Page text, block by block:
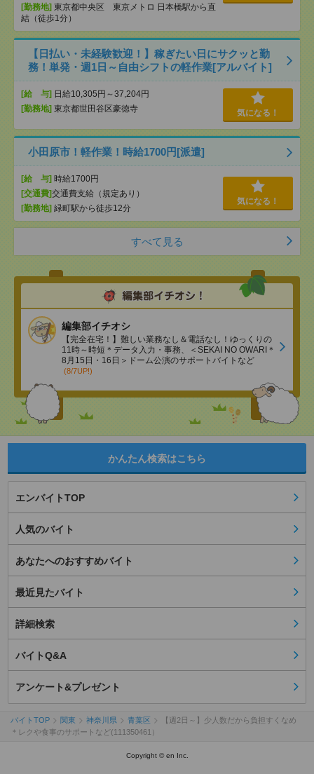
[勤務地] 東京都中央区 東京メトロ 日本橋駅から直
結（徒歩1分）
【日払い・未経験歓迎！】稼ぎたい日にサクッと勤
務！単発・週1日～自由シフトの軽作業[アルバイト]
[給 与] 日給10,305円～37,204円
[勤務地] 東京都世田谷区豪徳寺 気になる！
小田原市！軽作業！時給1700円[派遣]
[給 与] 時給1700円
[交通費]交通費支給（規定あり）
[勤務地] 緑町駅から徒歩12分
気になる！
すべて見る
編集部イチオシ
【完全在宅！】難しい業務なし＆電話なし！ゆっくりの
11時～時短＊データ入力・事務、＜SEKAI NO OWARI＊
8月15日・16日＞ドーム公演のサポートバイトなど
(8/7UP!)
かんたん検索はこちら
エンバイトTOP
人気のバイト
あなたへのおすすめバイト
最近見たバイト
詳細検索
バイトQ&A
アンケート&プレゼント
バイトTOP 関東 神奈川県 青葉区
【週2日～】少人数だから負担すくなめ
＊レクや食事のサポートなど(111350461）
Copyright © en Inc.